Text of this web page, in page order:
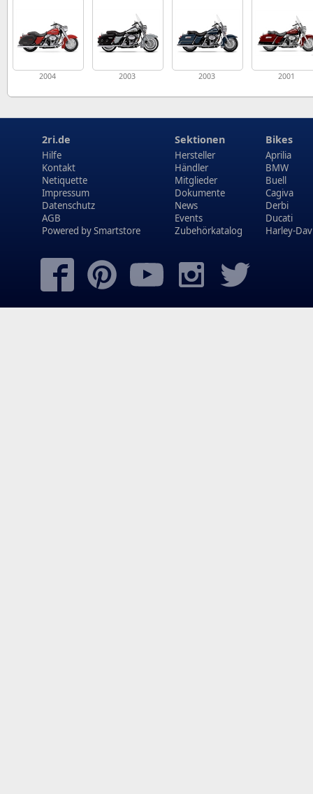
2004 2003 2003 2001
2ri.de
Hilfe
Kontakt
Netiquette
Impressum
Datenschutz
AGB
Powered bySmartstore
Sektionen
Hersteller
Händler
Mitglieder
Dokumente
News
Events
Zubehörkatalog
Bikes
Aprilia
BMW
Buell
Cagiva
Derbi
Ducati
Harley-